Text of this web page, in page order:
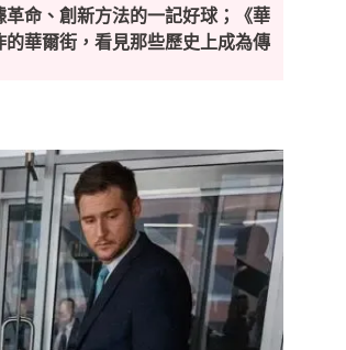
命、創新方法的一記好球；《華
華爾街，看見那些歷史上成為傳